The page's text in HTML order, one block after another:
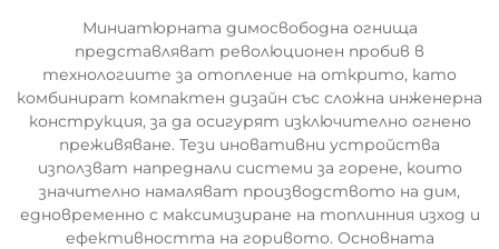
Миниатюрната димосвободна огнища
представляват революционен пробив в
технологиите за отопление на открито, като
комбинират компактен дизайн със сложна инженерна
конструкция, за да осигурят изключително огнено
преживяване. Тези иновативни устройства
използват напреднали системи за горене, които
значително намаляват производството на дим,
едновременно с максимизиране на топлинния изход и
ефективността на горивото. Основната